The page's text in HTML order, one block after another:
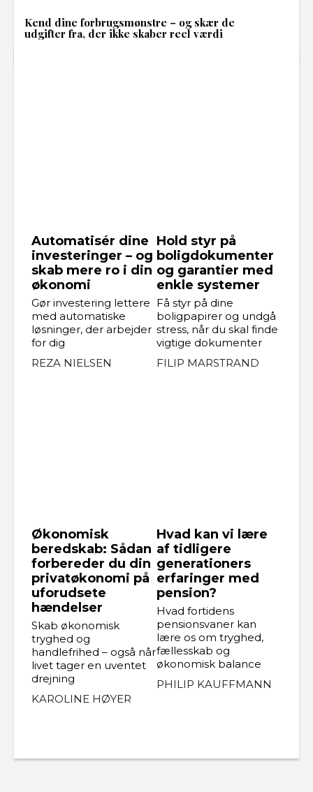
Kend dine forbrugsmønstre – og skær de
udgifter fra, der ikke skaber reel værdi
Automatisér dine
investeringer – og
skab mere ro i din
økonomi
Gør investering lettere
med automatiske
løsninger, der arbejder
for dig
REZA NIELSEN
Hold styr på
boligdokumenter
og garantier med
enkle systemer
Få styr på dine
boligpapirer og undgå
stress, når du skal finde
vigtige dokumenter
FILIP MARSTRAND
Økonomisk
beredskab: Sådan
forbereder du din
privatøkonomi på
uforudsete
hændelser
Skab økonomisk
tryghed og
handlefrihed – også når
livet tager en uventet
drejning
KAROLINE HØYER
Hvad kan vi lære
af tidligere
generationers
erfaringer med
pension?
Hvad fortidens
pensionsvaner kan
lære os om tryghed,
fællesskab og
økonomisk balance
PHILIP KAUFFMANN